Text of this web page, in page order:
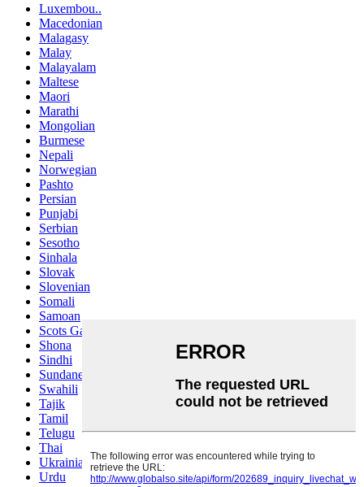
Luxembou..
Macedonian
Malagasy
Malay
Malayalam
Maltese
Maori
Marathi
Mongolian
Burmese
Nepali
Norwegian
Pashto
Persian
Punjabi
Serbian
Sesotho
Sinhala
Slovak
Slovenian
Somali
Samoan
Scots Gaelic
Shona
Sindhi
Sundanese
Swahili
Tajik
Tamil
Telugu
Thai
Ukrainian
Urdu